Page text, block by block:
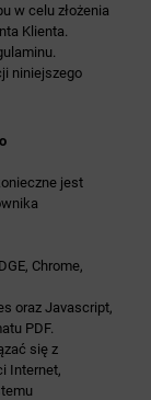
w celu złożenia
Klienta.
niniejszego
jest
Chrome,
oraz Javascript,
PDF.
się z
Internet,